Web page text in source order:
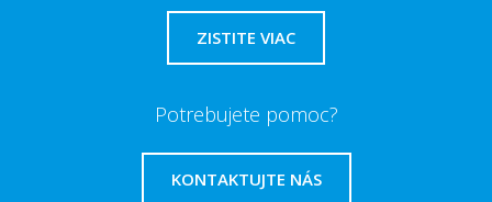
ZISTITE VIAC
Potrebujete pomoc?
KONTAKTUJTE NÁS